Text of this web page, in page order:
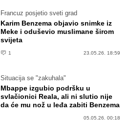
Francuz posjetio sveti grad
Karim Benzema objavio snimke iz
Meke i oduševio muslimane širom
svijeta
1 23.05.26. 18:59
Situacija se "zakuhala"
Mbappe izgubio podršku u
svlačionici Reala, ali ni slutio nije
da će mu nož u leđa zabiti Benzema
05.05.26. 00:18